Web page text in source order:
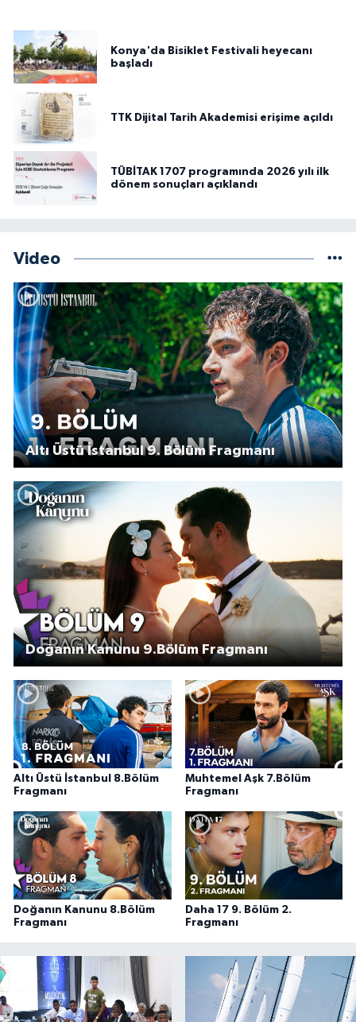
Konya'da Bisiklet Festivali heyecanı
başladı
TTK Dijital Tarih Akademisi erişime açıldı
TÜBİTAK 1707 programında 2026 yılı ilk
dönem sonuçları açıklandı
Video
Altı Üstü İstanbul 9. Bölüm Fragmanı
Doğanın Kanunu 9.Bölüm Fragmanı
Altı Üstü İstanbul 8.Bölüm
Fragmanı
Muhtemel Aşk 7.Bölüm
Fragmanı
Doğanın Kanunu 8.Bölüm
Fragmanı
Daha 17 9. Bölüm 2.
Fragmanı